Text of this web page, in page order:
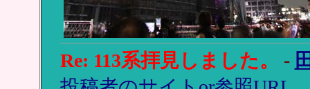
Re: 113系拝見しました。 -